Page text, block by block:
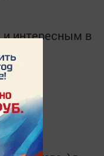
интересным в
в
MАХ: